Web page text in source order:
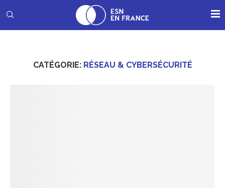
CATÉGORIE: RÉSEAU & CYBERSÉCURITÉ